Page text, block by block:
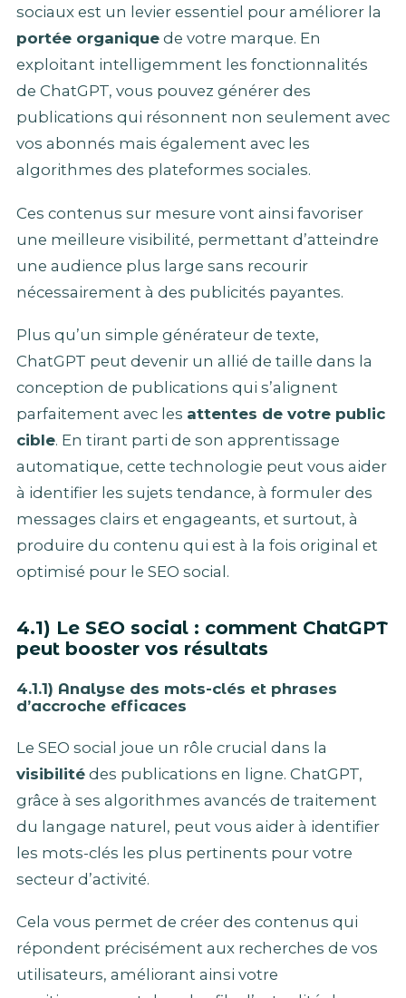
sociaux est un levier essentiel pour améliorer la
portée organique de votre marque. En
exploitant intelligemment les fonctionnalités
de ChatGPT, vous pouvez générer des
publications qui résonnent non seulement avec
vos abonnés mais également avec les
algorithmes des plateformes sociales.
Ces contenus sur mesure vont ainsi favoriser
une meilleure visibilité, permettant d’atteindre
une audience plus large sans recourir
nécessairement à des publicités payantes.
Plus qu’un simple générateur de texte,
ChatGPT peut devenir un allié de taille dans la
conception de publications qui s’alignent
parfaitement avec les attentes de votre public
cible. En tirant parti de son apprentissage
automatique, cette technologie peut vous aider
à identifier les sujets tendance, à formuler des
messages clairs et engageants, et surtout, à
produire du contenu qui est à la fois original et
optimisé pour le SEO social.
4.1) Le SEO social : comment ChatGPT
peut booster vos résultats
4.1.1) Analyse des mots-clés et phrases
d’accroche efficaces
Le SEO social joue un rôle crucial dans la
visibilité des publications en ligne. ChatGPT,
grâce à ses algorithmes avancés de traitement
du langage naturel, peut vous aider à identifier
les mots-clés les plus pertinents pour votre
secteur d’activité.
Cela vous permet de créer des contenus qui
répondent précisément aux recherches de vos
utilisateurs, améliorant ainsi votre